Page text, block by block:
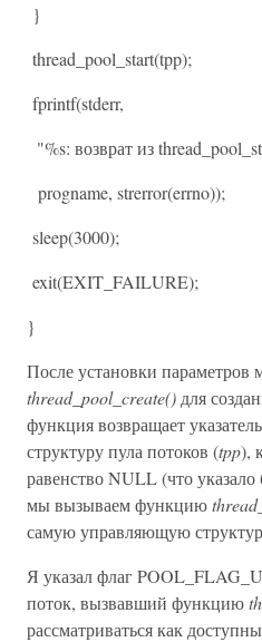
}
thread_pool_start(tpp);
fprintf(stderr,
"%s: возврат из
progname, strerror(errno));
sleep(3000);
exit(EXIT_FAILURE);
}
После установки
thread_pool_create() для
функция возвращает
структуру пула потоков (tpp),
равенство NULL (что
мы вызываем функцию
самую управляющую
Я указал флаг
поток, вызвавший функцию
рассматриваться как